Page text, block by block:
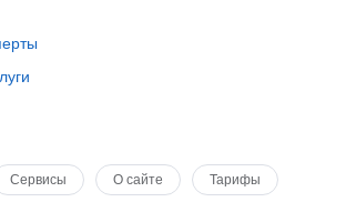
Сервисы О сайте Тарифы